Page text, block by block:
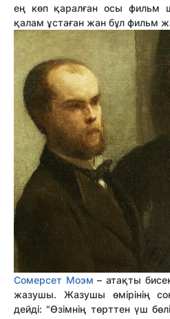
ең көп қаралған осы фильм
қалам ұстаған жан бұл фильм
Сомерсет Моэм – атақты
жазушы. Жазушы өмірінің
дейді: "Өзімнің төрттен үш